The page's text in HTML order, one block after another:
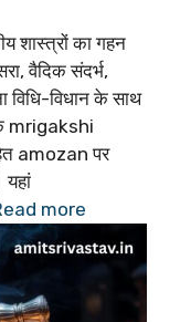
शास्त्रों का गहन
वैदिक संदर्भ,
विधि-विधान के साथ
mrigakshi
amozan पर
more